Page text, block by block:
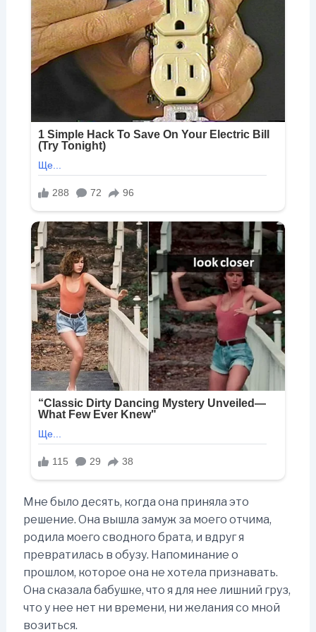
Мне было десять, когда она приняла это
решение. Она вышла замуж за моего отчима,
родила моего сводного брата, и вдруг я
превратилась в обузу. Напоминание о
прошлом, которое она не хотела признавать.
Она сказала бабушке, что я для нее лишний груз,
что у нее нет ни времени, ни желания со мной
возиться.